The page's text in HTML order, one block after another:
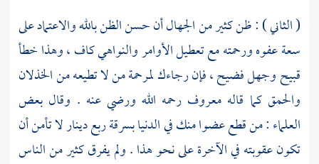
( الثاني ) : ظن كثير من الجهال أن حسن الظن بالله والاعتماد على
سعة عفوه ورحمته مع تعطيل الأوامر والنواهي كاف ، وهذا خطأ
قبيح وجهل فضيح ، فإن رجاءك لمرحمة من لا تطيعه من الخذلان
والحمق كما قاله معروف رحمه الله ورضي عنه . وقال بعض
العلماء : من قطع عضوا منك في الدنيا بسرقة ربع دينار لا تأمن أن
تكون عقوبته في الآخرة على نحو هذا . ولم يفرق كثير من الناس